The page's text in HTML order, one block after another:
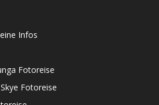
Infos
Fotoreise
Fotoreise